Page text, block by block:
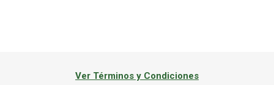
Ver Términos y Condiciones